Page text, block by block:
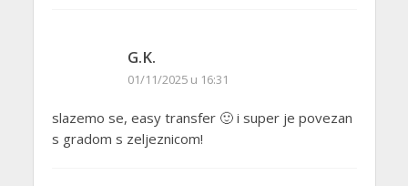
G.K.
01/11/2025 u 16:31
slazemo se, easy transfer 🙂 i super je povezan
s gradom s zeljeznicom!